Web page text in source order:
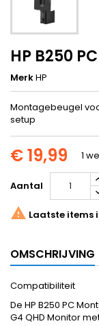
HP B250
MerkHP
Montagebeugel
setup
€ 19,99 1
Aantal
 Laatste items
OMSCHRIJVING
Compatibiliteit
De HP B250 PC
G4 QHD Monitor